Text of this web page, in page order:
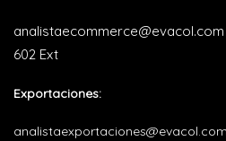
analistaecommerce@evacol.com
602 Ext
Exportaciones:
analistaexportaciones@evacol.com